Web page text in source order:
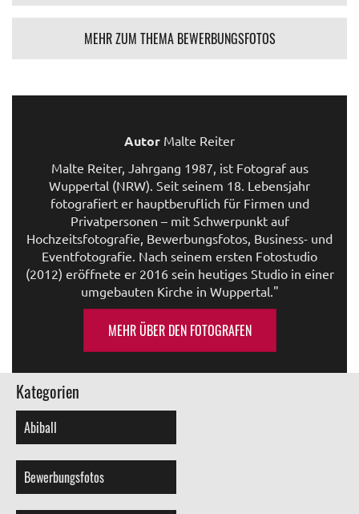
MEHR ZUM THEMA BEWERBUNGSFOTOS
Autor Malte Reiter
Malte Reiter, Jahrgang 1987, ist Fotograf aus
Wuppertal (NRW). Seit seinem 18. Lebensjahr
fotografiert er hauptberuflich für Firmen und
Privatpersonen – mit Schwerpunkt auf
Hochzeitsfotografie, Bewerbungsfotos, Business- und
Eventfotografie. Nach seinem ersten Fotostudio
(2012) eröffnete er 2016 sein heutiges Studio in einer
umgebauten Kirche in Wuppertal."
MEHR ÜBER DEN FOTOGRAFEN
Kategorien
Abiball
Bewerbungsfotos